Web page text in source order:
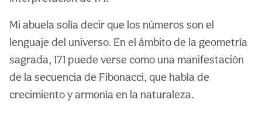
Mi abuela solía decir que los números son el
lenguaje del universo. En el ámbito de la geometría
sagrada, 171 puede verse como una manifestación
de la secuencia de Fibonacci, que habla de
crecimiento y armonía en la naturaleza.